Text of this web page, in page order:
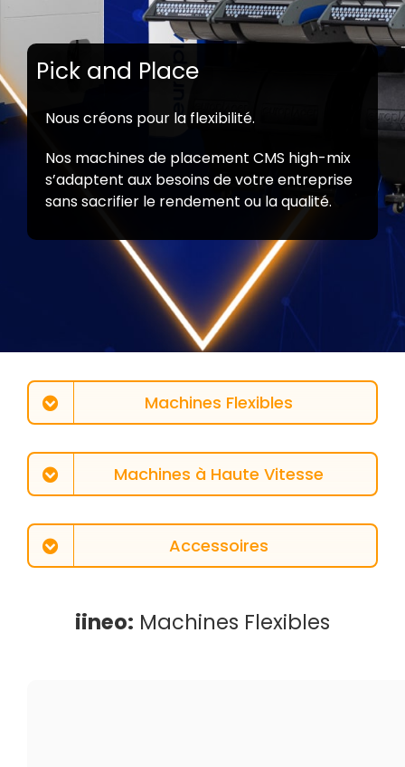
Pick and Place
Nous créons pour la flexibilité.
Nos machines de placement CMS high-mix
s’adaptent aux besoins de votre entreprise
sans sacrifier le rendement ou la qualité.
Machines Flexibles
Machines à Haute Vitesse
Accessoires
iineo: Machines Flexibles